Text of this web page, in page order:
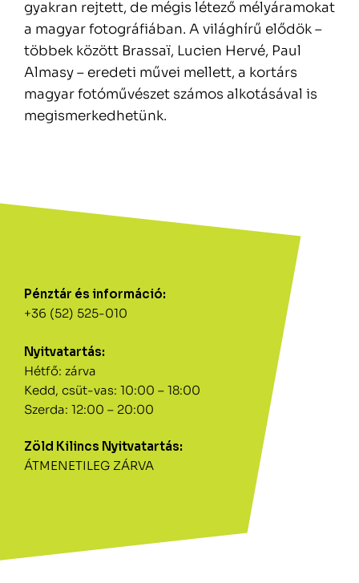
Pénztár és információ:
+36 (52) 525-010
Nyitvatartás:
Hétfő: zárva
Kedd, csüt-vas: 10:00 – 18:00
Szerda: 12:00 – 20:00
Zöld Kilincs Nyitvatartás:
ÁTMENETILEG ZÁRVA
gyakran rejtett, de mégis létező mélyáramokat
a magyar fotográfiában. A világhírű elődök –
többek között Brassaï, Lucien Hervé, Paul
Almasy – eredeti művei mellett, a kortárs
magyar fotóművészet számos alkotásával is
megismerkedhetünk.